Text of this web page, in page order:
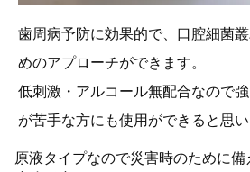
歯周病予防に効果的で、口腔細菌
めのアプローチができます。
低刺激・アルコール無配合なので
が苦手な方にも使用ができると思い
原液タイプなので災害時のために